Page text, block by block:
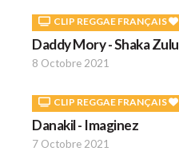
CLIP REGGAE FRANÇAIS
Daddy Mory - Shaka Zulu
8 Octobre 2021
CLIP REGGAE FRANÇAIS
Danakil - Imaginez
7 Octobre 2021